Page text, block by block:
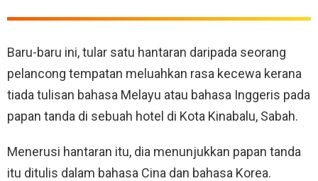
Baru-baru ini, tular satu hantaran daripada seorang
pelancong tempatan meluahkan rasa kecewa kerana
tiada tulisan bahasa Melayu atau bahasa Inggeris pada
papan tanda di sebuah hotel di Kota Kinabalu, Sabah.
Menerusi hantaran itu, dia menunjukkan papan tanda
itu ditulis dalam bahasa Cina dan bahasa Korea.